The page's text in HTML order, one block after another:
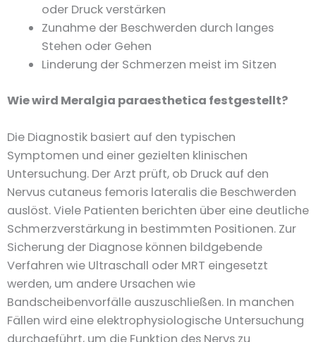
oder Druck verstärken
Zunahme der Beschwerden durch langes
Stehen oder Gehen
Linderung der Schmerzen meist im Sitzen
Wie wird Meralgia paraesthetica festgestellt?
Die Diagnostik basiert auf den typischen
Symptomen und einer gezielten klinischen
Untersuchung. Der Arzt prüft, ob Druck auf den
Nervus cutaneus femoris lateralis die Beschwerden
auslöst. Viele Patienten berichten über eine deutliche
Schmerzverstärkung in bestimmten Positionen. Zur
Sicherung der Diagnose können bildgebende
Verfahren wie Ultraschall oder MRT eingesetzt
werden, um andere Ursachen wie
Bandscheibenvorfälle auszuschließen. In manchen
Fällen wird eine elektrophysiologische Untersuchung
durchgeführt, um die Funktion des Nervs zu